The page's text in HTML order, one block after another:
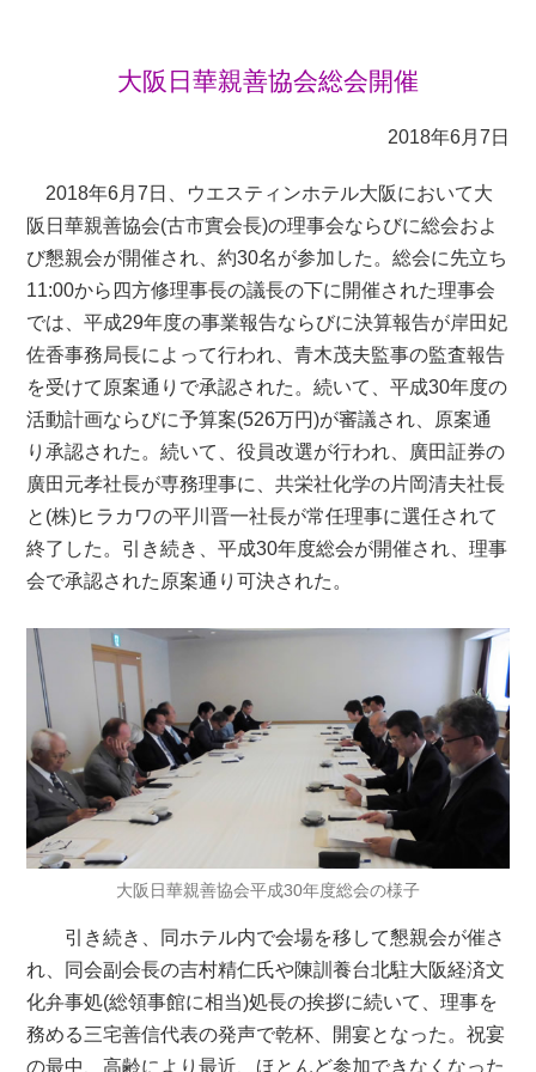
大阪日華親善協会総会開催
2018年6月7日
2018年6月7日、ウエスティンホテル大阪において大
阪日華親善協会(古市實会長)の理事会ならびに総会およ
び懇親会が開催され、約30名が参加した。総会に先立ち
11:00から四方修理事長の議長の下に開催された理事会
では、平成29年度の事業報告ならびに決算報告が岸田妃
佐香事務局長によって行われ、青木茂夫監事の監査報告
を受けて原案通りで承認された。続いて、平成30年度の
活動計画ならびに予算案(526万円)が審議され、原案通
り承認された。続いて、役員改選が行われ、廣田証券の
廣田元孝社長が専務理事に、共栄社化学の片岡清夫社長
と(株)ヒラカワの平川晋一社長が常任理事に選任されて
終了した。引き続き、平成30年度総会が開催され、理事
会で承認された原案通り可決された。
大阪日華親善協会平成30年度総会の様子
引き続き、同ホテル内で会場を移して懇親会が催さ
れ、同会副会長の吉村精仁氏や陳訓養台北駐大阪経済文
化弁事処(総領事館に相当)処長の挨拶に続いて、理事を
務める三宅善信代表の発声で乾杯、開宴となった。祝宴
の最中、高齢により最近、ほとんど参加できなくなった